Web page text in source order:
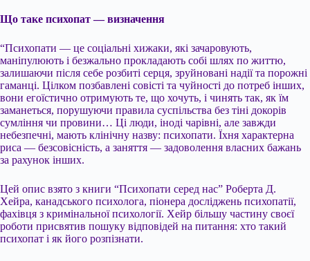
Що таке психопат — визначення
“Психопати — це соціальні хижаки, які зачаровують,
маніпулюють і безжально прокладають собі шлях по життю,
залишаючи після себе розбиті серця, зруйновані надії та порожні
гаманці. Цілком позбавлені совісті та чуйності до потреб інших,
вони егоїстично отримують те, що хочуть, і чинять так, як їм
заманеться, порушуючи правила суспільства без тіні докорів
сумління чи провини… Ці люди, іноді чарівні, але завжди
небезпечні, мають клінічну назву: психопати. Їхня характерна
риса — безсовісність, а заняття — задоволення власних бажань
за рахунок інших.
Цей опис взято з книги “Психопати серед нас” Роберта Д.
Хейра, канадського психолога, піонера досліджень психопатії,
фахівця з кримінальної психології. Хейр більшу частину своєї
роботи присвятив пошуку відповідей на питання: хто такий
психопат і як його розпізнати.